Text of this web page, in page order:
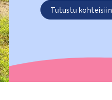
Tutustu kohteisiin